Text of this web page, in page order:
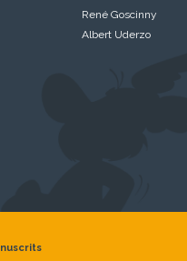
René Goscinny
Albert Uderzo